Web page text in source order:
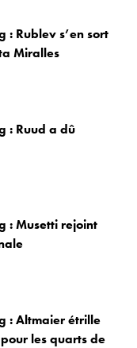
: Rublev s’en sort
Miralles
: Ruud a dû
: Musetti rejoint
: Altmaier étrille
les quarts de